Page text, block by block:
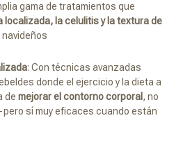
gama de tratamientos que
localizada, la celulitis y la textura de
: Con técnicas avanzadas
donde el ejercicio y la dieta a
de mejorar el contorno corporal , no
sí muy eficaces cuando están